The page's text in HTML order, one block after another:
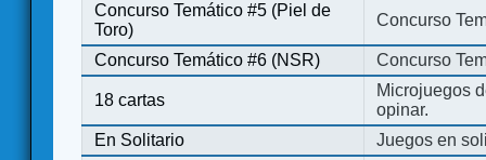
Concurso Temático #5 (Piel de
Toro)
Concurso
Concurso Temático #6 (NSR) Concurso
18 cartas
Microjuegos
opinar.
En Solitario
Juegos en